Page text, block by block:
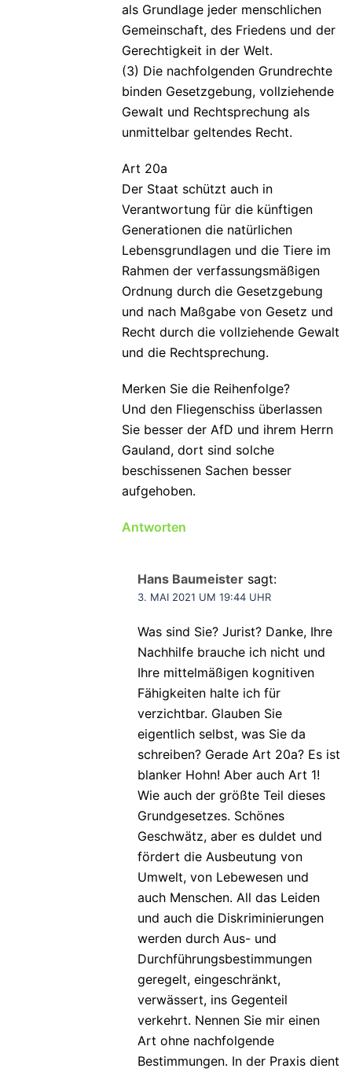
als Grundlage jeder menschlichen
Gemeinschaft, des Friedens und der
Gerechtigkeit in der Welt.
(3) Die nachfolgenden Grundrechte
binden Gesetzgebung, vollziehende
Gewalt und Rechtsprechung als
unmittelbar geltendes Recht.
Art 20a
Der Staat schützt auch in
Verantwortung für die künftigen
Generationen die natürlichen
Lebensgrundlagen und die Tiere im
Rahmen der verfassungsmäßigen
Ordnung durch die Gesetzgebung
und nach Maßgabe von Gesetz und
Recht durch die vollziehende Gewalt
und die Rechtsprechung.
Merken Sie die Reihenfolge?
Und den Fliegenschiss überlassen
Sie besser der AfD und ihrem Herrn
Gauland, dort sind solche
beschissenen Sachen besser
aufgehoben.
Antworten
Hans Baumeister sagt:
3. MAI 2021 UM 19:44 UHR
Was sind Sie? Jurist? Danke, Ihre
Nachhilfe brauche ich nicht und
Ihre mittelmäßigen kognitiven
Fähigkeiten halte ich für
verzichtbar. Glauben Sie
eigentlich selbst, was Sie da
schreiben? Gerade Art 20a? Es ist
blanker Hohn! Aber auch Art 1!
Wie auch der größte Teil dieses
Grundgesetzes. Schönes
Geschwätz, aber es duldet und
fördert die Ausbeutung von
Umwelt, von Lebewesen und
auch Menschen. All das Leiden
und auch die Diskriminierungen
werden durch Aus- und
Durchführungsbestimmungen
geregelt, eingeschränkt,
verwässert, ins Gegenteil
verkehrt. Nennen Sie mir einen
Art ohne nachfolgende
Bestimmungen. In der Praxis dient